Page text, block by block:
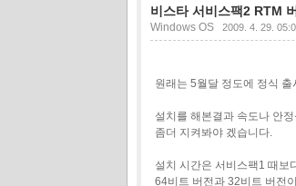
비스타 서비스팩2 RTM
Windows OS 2009. 4. 29.
원래는 5월달 정도에 정식
설치를 해본결과 속도나 안
좀더 지켜봐야 겠습니다.
설치 시간은 서비스팩1 때보
64비트 버전과 32비트 버전